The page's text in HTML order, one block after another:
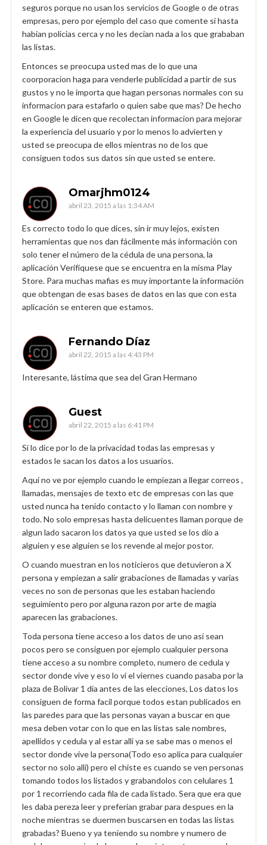
seguros porque no usan los servicios de Google o de otras
empresas, pero por ejemplo del caso que comente si hasta
habian policias cerca y no les decian nada a los que grababan
las listas.
Entonces se preocupa usted mas de lo que una
coorporacion haga para venderle publicidad a partir de sus
gustos y no le importa que hagan personas normales con su
informacion para estafarlo o quien sabe que mas? De hecho
en Google le dicen que recolectan informacion para mejorar
la experiencia del usuario y por lo menos lo advierten y
usted se preocupa de ellos mientras no de los que
consiguen todos sus datos sin que usted se entere.
Omarjhm0124
abril 23, 2015 a las 1:34 AM
Es correcto todo lo que dices, sin ir muy lejos, existen
herramientas que nos dan fácilmente más información con
solo tener el número de la cédula de una persona, la
aplicación Verifíquese que se encuentra en la misma Play
Store. Para muchas mafias es muy importante la información
que obtengan de esas bases de datos en las que con esta
aplicación se enteren que estamos.
Fernando Díaz
abril 22, 2015 a las 4:43 PM
Interesante, lástima que sea del Gran Hermano
Guest
abril 22, 2015 a las 6:41 PM
Si lo dice por lo de la privacidad todas las empresas y
estados le sacan los datos a los usuarios.
Aqui no ve por ejemplo cuando le empiezan a llegar correos ,
llamadas, mensajes de texto etc de empresas con las que
usted nunca ha tenido contacto y lo llaman con nombre y
todo. No solo empresas hasta delicuentes llaman porque de
algun lado sacaron los datos ya que usted se los dio a
alguien y ese alguien se los revende al mejor postor.
O cuando muestran en los noticieros que detuvieron a X
persona y empiezan a salir grabaciones de llamadas y varias
veces no son de personas que les estaban haciendo
seguimiento pero por alguna razon por arte de magia
aparecen las grabaciones.
Toda persona tiene acceso a los datos de uno asi sean
pocos pero se consiguen por ejemplo cualquier persona
tiene acceso a su nombre completo, numero de cedula y
sector donde vive y eso lo vi el viernes cuando pasaba por la
plaza de Bolivar 1 dia antes de las elecciones, Los datos los
consiguen de forma facil porque todos estan publicados en
las paredes para que las personas vayan a buscar en que
mesa deben votar con lo que en las listas sale nombres,
apellidos y cedula y al estar alli ya se sabe mas o menos el
sector donde vive la persona(Todo eso aplica para cualquier
sector no solo alli) pero el chiste es cuando se ven personas
tomando todos los listados y grabandolos con celulares 1
por 1 recorriendo cada fila de cada listado. Sera que era que
les daba pereza leer y preferian grabar para despues en la
noche mientras se duermen buscarsen en todas las listas
grabadas? Bueno y ya teniendo su nombre y numero de